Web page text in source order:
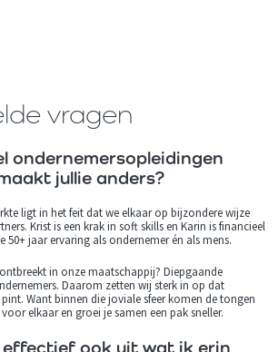
vragen
ondernemersopleidingen
jullie anders?
ligt in het feit dat we elkaar op bijzondere wijze
Krist is een krak in soft skills en Karin is financieel
50+ jaar ervaring als ondernemer én als mens.
in onze maatschappij? Diepgaande
Daarom zetten wij sterk in op dat
Want binnen die joviale sfeer komen de tongen
elkaar en groei je samen een pak sneller.
effectief ook uit wat ik erin